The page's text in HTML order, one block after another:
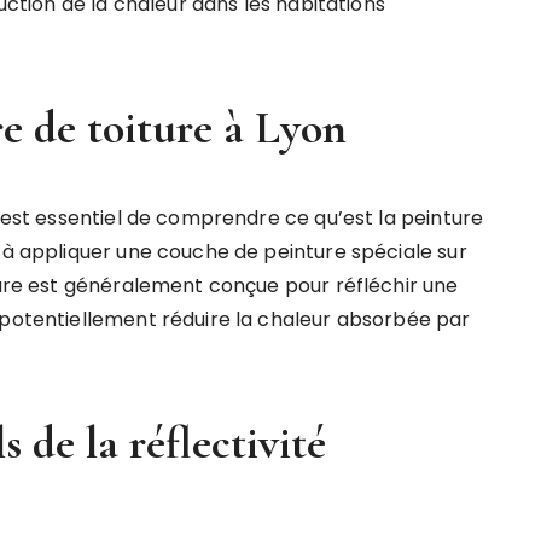
de toiture à Lyon
essentiel de comprendre ce qu’est la peinture
appliquer une couche de peinture spéciale sur
est généralement conçue pour réfléchir une
réduire la chaleur absorbée par
de la réflectivité